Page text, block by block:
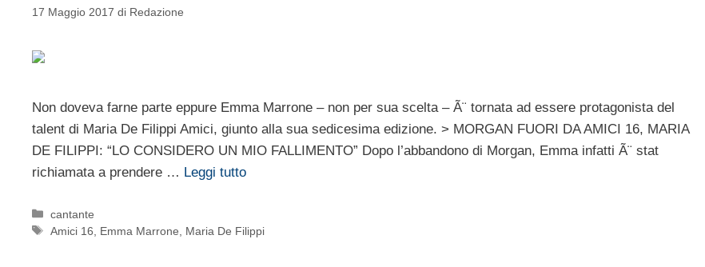
17 Maggio 2017 di Redazione
Non doveva farne parte eppure Emma Marrone – non per sua scelta – Ã¨ tornata ad essere protagonista del
talent di Maria De Filippi Amici, giunto alla sua sedicesima edizione. > MORGAN FUORI DA AMICI 16, MARIA
DE FILIPPI: “LO CONSIDERO UN MIO FALLIMENTO” Dopo l’abbandono di Morgan, Emma infatti Ã¨ stat
richiamata a prendere … Leggi tutto
Categorie
cantante
Tag
Amici 16 Emma Marrone Maria De Filippi